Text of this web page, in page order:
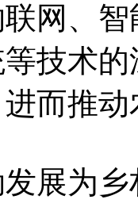
网、
技术
而推
展为